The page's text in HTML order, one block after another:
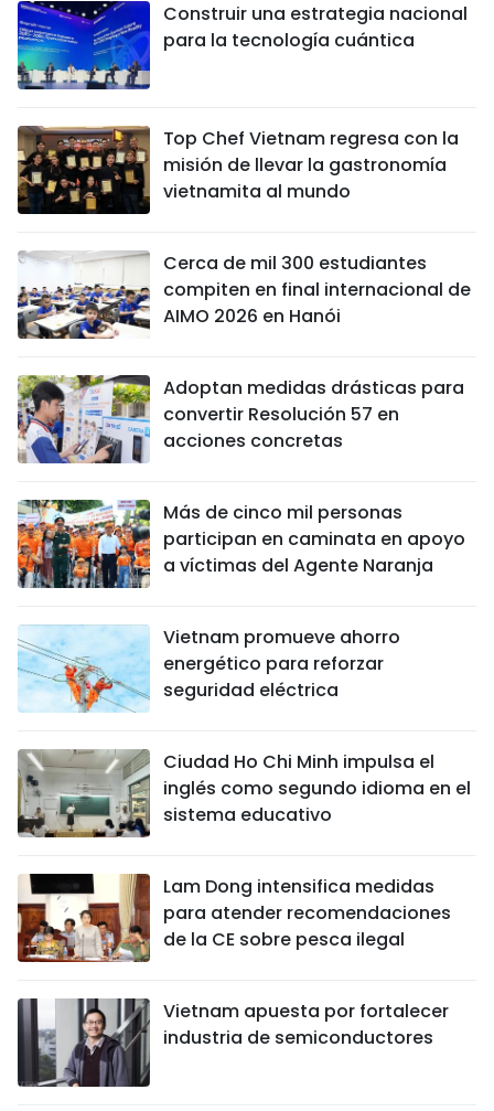
Construir una estrategia nacional
para la tecnología cuántica
Top Chef Vietnam regresa con la
misión de llevar la gastronomía
vietnamita al mundo
Cerca de mil 300 estudiantes
compiten en final internacional de
AIMO 2026 en Hanói
Adoptan medidas drásticas para
convertir Resolución 57 en
acciones concretas
Más de cinco mil personas
participan en caminata en apoyo
a víctimas del Agente Naranja
Vietnam promueve ahorro
energético para reforzar
seguridad eléctrica
Ciudad Ho Chi Minh impulsa el
inglés como segundo idioma en el
sistema educativo
Lam Dong intensifica medidas
para atender recomendaciones
de la CE sobre pesca ilegal
Vietnam apuesta por fortalecer
industria de semiconductores